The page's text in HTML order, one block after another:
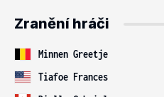
Zranění hráči
Minnen Greetje
Tiafoe Frances